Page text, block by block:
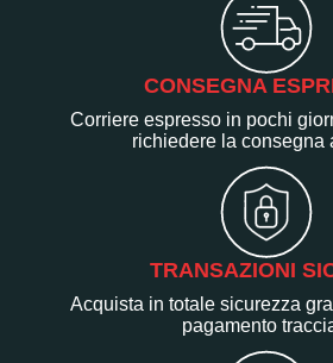
CONSEGNA
Corriere espresso in pochi
richiedere la consegna
TRANSAZIONI
Acquista in totale sicurezza
pagamento